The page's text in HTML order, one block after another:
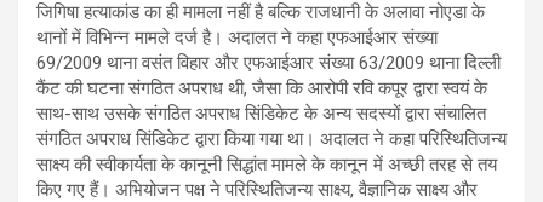
जिगिषा हत्याकांड का ही मामला नहीं है बल्कि राजधानी के अलावा नोएडा के
थानों में विभिन्न मामले दर्ज है। अदालत ने कहा एफआईआर संख्या
69/2009 थाना वसंत विहार और एफआईआर संख्या 63/2009 थाना दिल्ली
कैंट की घटना संगठित अपराध थी, जैसा कि आरोपी रवि कपूर द्वारा स्वयं के
साथ-साथ उसके संगठित अपराध सिंडिकेट के अन्य सदस्यों द्वारा संचालित
संगठित अपराध सिंडिकेट द्वारा किया गया था। अदालत ने कहा परिस्थितिजन्य
साक्ष्य की स्वीकार्यता के कानूनी सिद्धांत मामले के कानून में अच्छी तरह से तय
किए गए हैं। अभियोजन पक्ष ने परिस्थितिजन्य साक्ष्य, वैज्ञानिक साक्ष्य और